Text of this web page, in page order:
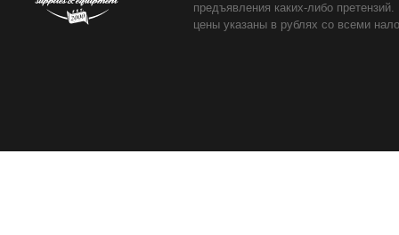
предъявления каких-либо
цены указаны в рублях со всеми